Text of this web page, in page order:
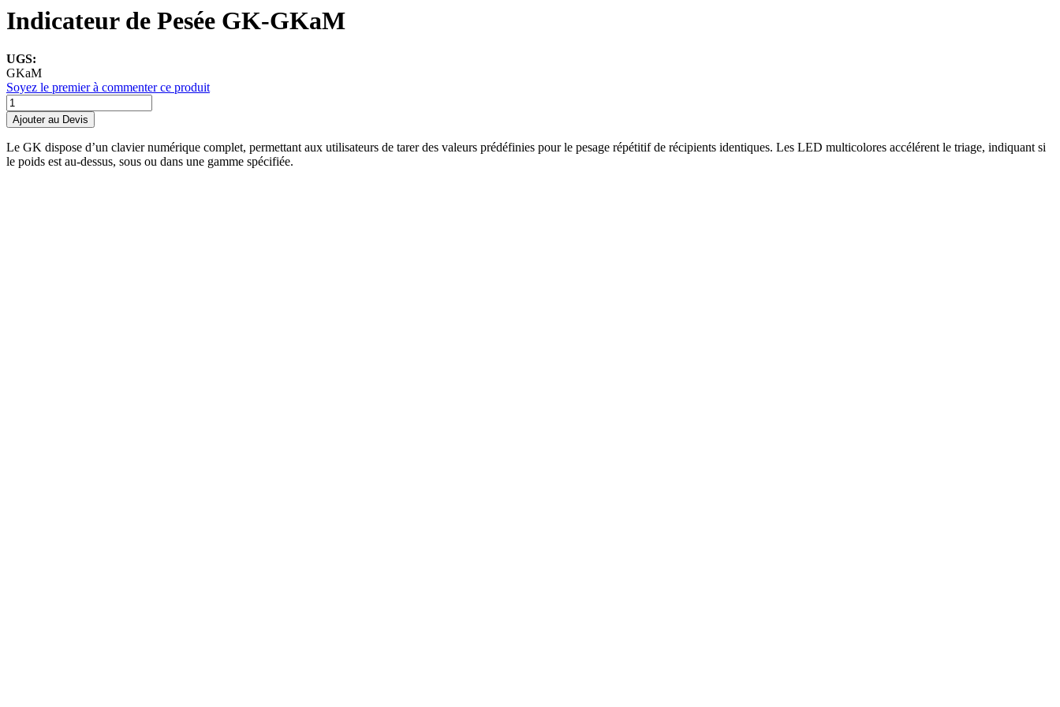
Indicateur de Pesée GK-GKaM
UGS:
GKaM
Soyez le premier à commenter ce produit
Ajouter au Devis
Le GK dispose d’un clavier numérique complet, permettant aux utilisateurs de tarer des valeurs prédéfinies pour le pesage répétitif de récipients identiques. Les LED multicolores accélérent le triage, indiquant si
le poids est au-dessus, sous ou dans une gamme spécifiée.